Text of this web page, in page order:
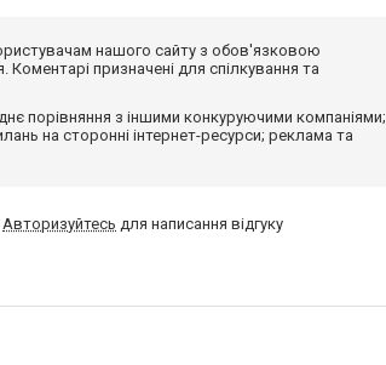
нашого сайту з обов'язковою
призначені для спілкування та
порівняння з іншими конкуруючими компаніями;
на сторонні інтернет-ресурси; реклама та
Авторизуйтесь для написання відгуку